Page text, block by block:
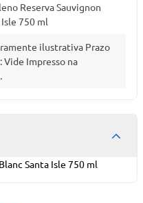
Reserva Sauvignon
750 ml
ilustrativa Prazo
Vide Impresso na
Santa Isle 750 ml